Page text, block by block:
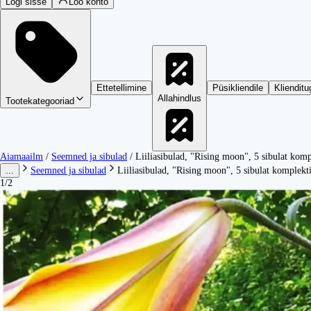
Tootekategooriad
Ettetellimine
Allahindlus
Püsikliendile
Aiamaailm / Seemned ja sibulad / Liiliasibulad, "Rising moon", 5 sibulat
...
Seemned ja sibulad
Liiliasibulad, "Rising moon", 5 sibulat
1/2